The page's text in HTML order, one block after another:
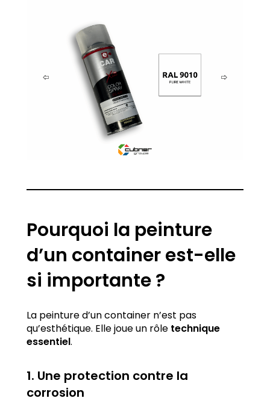
Pourquoi la peinture
d’un container est-elle
si importante ?
La peinture d’un container n’est pas
qu’esthétique. Elle joue un rôletechnique
essentiel.
1. Une protection contre la
corrosion